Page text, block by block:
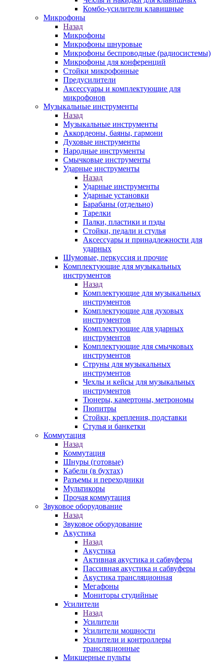
Комбо-усилители клавишные
Микрофоны
Назад
Микрофоны
Микрофоны шнуровые
Микрофоны беспроводные (радиосистемы)
Микрофоны для конференций
Стойки микрофонные
Предусилители
Аксессуары и комплектующие для
микрофонов
Музыкальные инструменты
Назад
Музыкальные инструменты
Аккордеоны, баяны, гармони
Духовые инструменты
Народные инструменты
Смычковые инструменты
Ударные инструменты
Назад
Ударные инструменты
Ударные установки
Барабаны (отдельно)
Тарелки
Палки, пластики и пэды
Стойки, педали и стулья
Аксессуары и принадлежности для
ударных
Шумовые, перкуссия и прочие
Комплектующие для музыкальных
инструментов
Назад
Комплектующие для музыкальных
инструментов
Комплектующие для духовых
инструментов
Комплектующие для ударных
инструментов
Комплектующие для смычковых
инструментов
Струны для музыкальных
инструментов
Чехлы и кейсы для музыкальных
инструментов
Тюнеры, камертоны, метрономы
Пюпитры
Стойки, крепления, подставки
Стулья и банкетки
Коммутация
Назад
Коммутация
Шнуры (готовые)
Кабели (в бухтах)
Разъемы и переходники
Мультикоры
Прочая коммутация
Звуковое оборудование
Назад
Звуковое оборудование
Акустика
Назад
Акустика
Активная акустика и сабвуферы
Пассивная акустика и сабвуферы
Акустика трансляционная
Мегафоны
Мониторы студийные
Усилители
Назад
Усилители
Усилители мощности
Усилители и контроллеры
трансляционные
Микшерные пульты